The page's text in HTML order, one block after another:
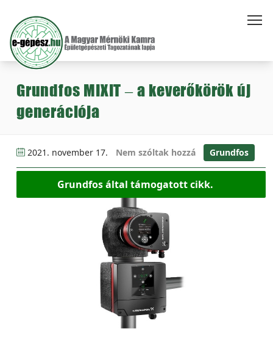
Grundfos MIXIT – a keverőkörök új
generációja
2021. november 17. Nem szóltak hozzá Grundfos
Grundfos által támogatott cikk.